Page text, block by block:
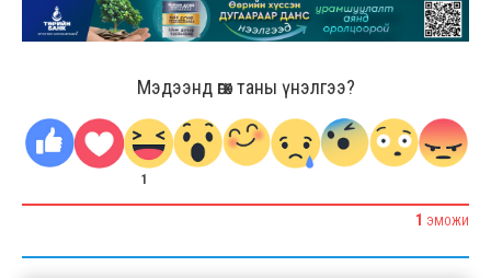
Мэдээнд өгөх таны үнэлгээ?
1
1 ЭМОЖИ